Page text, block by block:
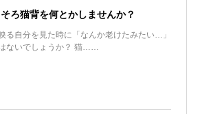
そろ猫背を何とかしませんか？
る自分を見た時に「なんか老けたみたい…」
ないでしょうか？ 猫……